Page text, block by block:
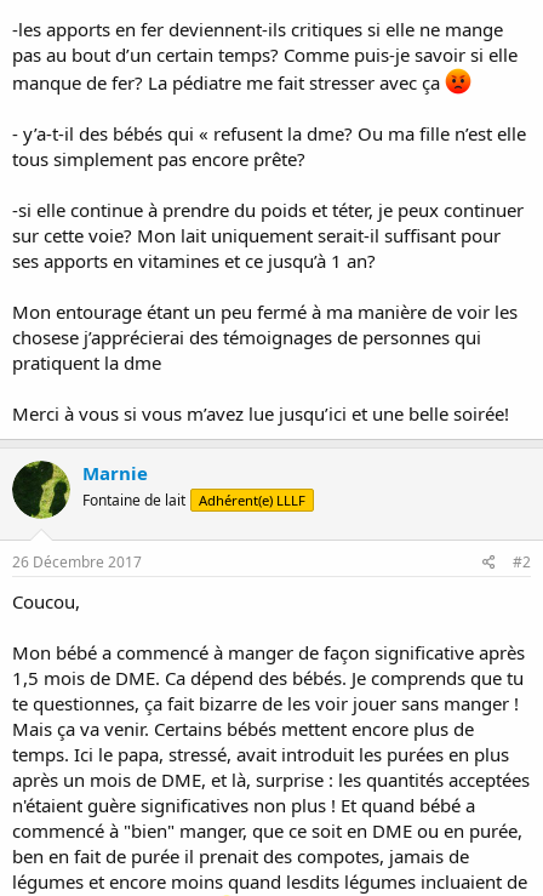
-les apports en fer deviennent-ils critiques si elle ne mange
pas au bout d’un certain temps? Comme puis-je savoir si elle
manque de fer? La pédiatre me fait stresser avec ça
- y’a-t-il des bébés qui « refusent la dme? Ou ma fille n’est elle
tous simplement pas encore prête?
-si elle continue à prendre du poids et téter, je peux continuer
sur cette voie? Mon lait uniquement serait-il suffisant pour
ses apports en vitamines et ce jusqu’à 1 an?
Mon entourage étant un peu fermé à ma manière de voir les
chosese j’apprécierai des témoignages de personnes qui
pratiquent la dme
Merci à vous si vous m’avez lue jusqu’ici et une belle soirée!
Marnie
Fontaine de lait Adhérent(e) LLLF
26 Décembre 2017 #2
Coucou,
Mon bébé a commencé à manger de façon significative après
1,5 mois de DME. Ca dépend des bébés. Je comprends que tu
te questionnes, ça fait bizarre de les voir jouer sans manger !
Mais ça va venir. Certains bébés mettent encore plus de
temps. Ici le papa, stressé, avait introduit les purées en plus
après un mois de DME, et là, surprise : les quantités acceptées
n'étaient guère significatives non plus ! Et quand bébé a
commencé à "bien" manger, que ce soit en DME ou en purée,
ben en fait de purée il prenait des compotes, jamais de
légumes et encore moins quand lesdits légumes incluaient de